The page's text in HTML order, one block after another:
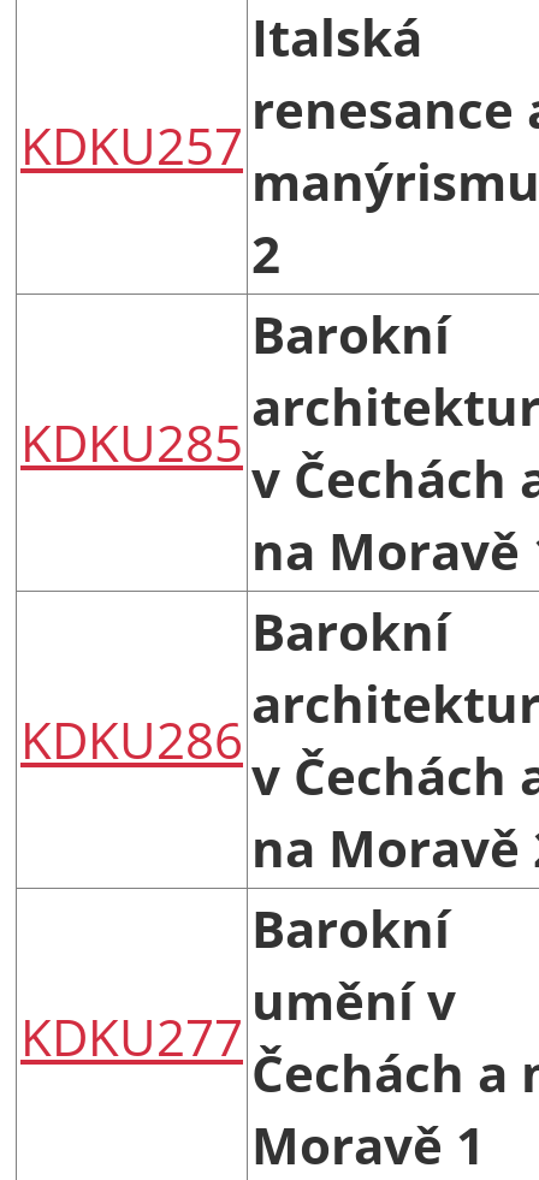
KDKU257
Italská
renesance
2
KDKU285
Barokní
v Čechách
na Moravě
KDKU286
Barokní
v Čechách
na Moravě
KDKU277
Barokní
umění v
Čechách a
Moravě 1